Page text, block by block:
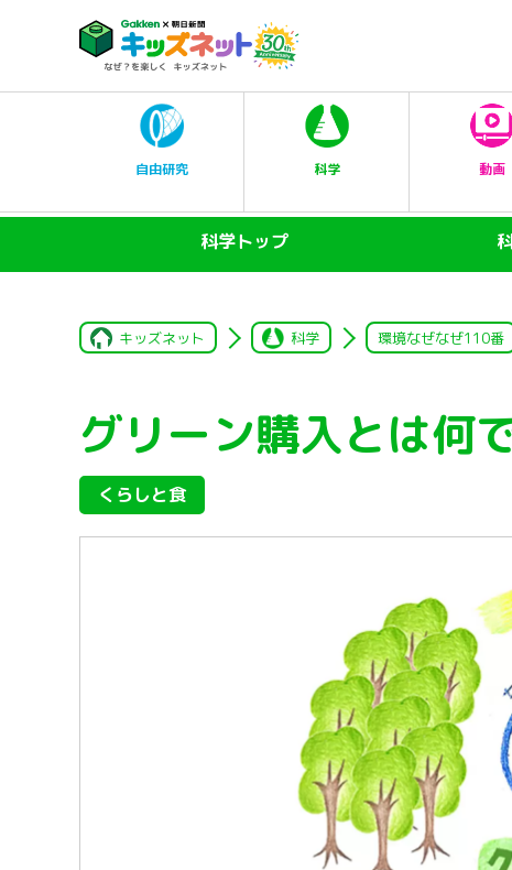
自由研究 科学 動画
科学トップ
キッズネット 科学 環境なぜなぜ110番
グリーン購入とは何
くらしと食